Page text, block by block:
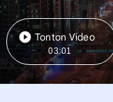
Tonton Video
03:01